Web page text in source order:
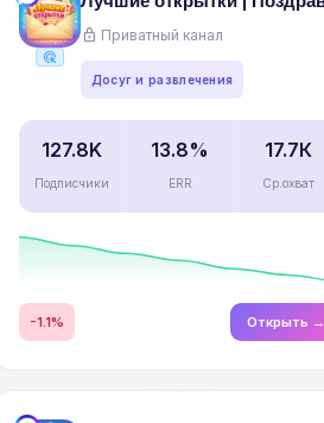
ads_click
lock Приватный канал
Досуг и развлечения
127.8K
Подписчики
13.8%
ERR
17.7К
Ср.охват
-1.1% Открыть →